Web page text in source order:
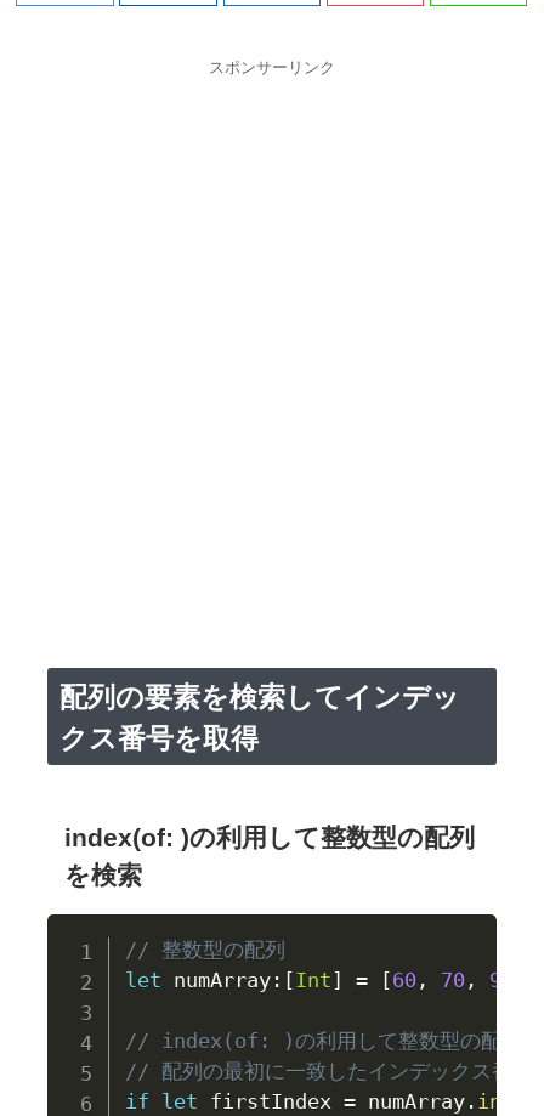
スポンサーリンク
配列の要素を検索してインデッ
クス番号を取得
index(of: )の利用して整数型の配列
を検索
// 整数型の配列
let numArray : [Int] = [60 , 70 , 90
// index(of: )の利用して整数型の配列を
// 配列の最初に一致したインデックス番号
if let firstIndex = numArray . index